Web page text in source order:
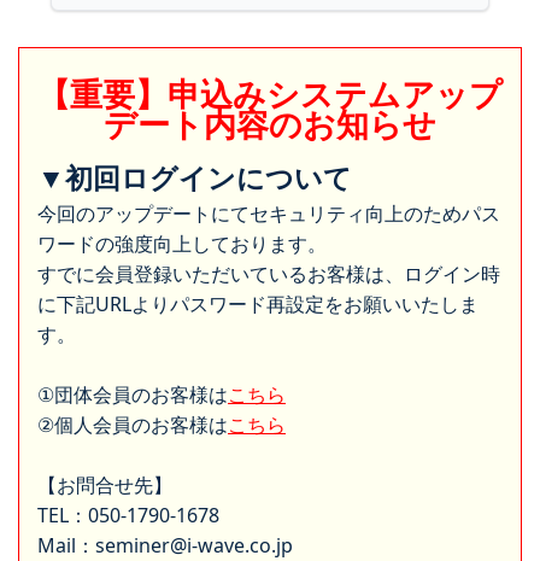
【重要】申込みシステムアップ
デート内容のお知らせ
▼初回ログインについて
今回のアップデートにてセキュリティ向上のためパス
ワードの強度向上しております。
すでに会員登録いただいているお客様は、ログイン時
に下記URLよりパスワード再設定をお願いいたしま
す。
①団体会員のお客様はこちら
②個人会員のお客様はこちら
【お問合せ先】
TEL：050-1790-1678
Mail：seminer@i-wave.co.jp